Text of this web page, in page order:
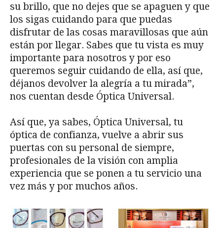
su brillo, que no dejes que se apaguen y que
los sigas cuidando para que puedas
disfrutar de las cosas maravillosas que aún
están por llegar. Sabes que tu vista es muy
importante para nosotros y por eso
queremos seguir cuidando de ella, así que,
déjanos devolver la alegría a tu mirada”,
nos cuentan desde Óptica Universal.
Así que, ya sabes, Óptica Universal, tu
óptica de confianza, vuelve a abrir sus
puertas con su personal de siempre,
profesionales de la visión con amplia
experiencia que se ponen a tu servicio una
vez más y por muchos años.